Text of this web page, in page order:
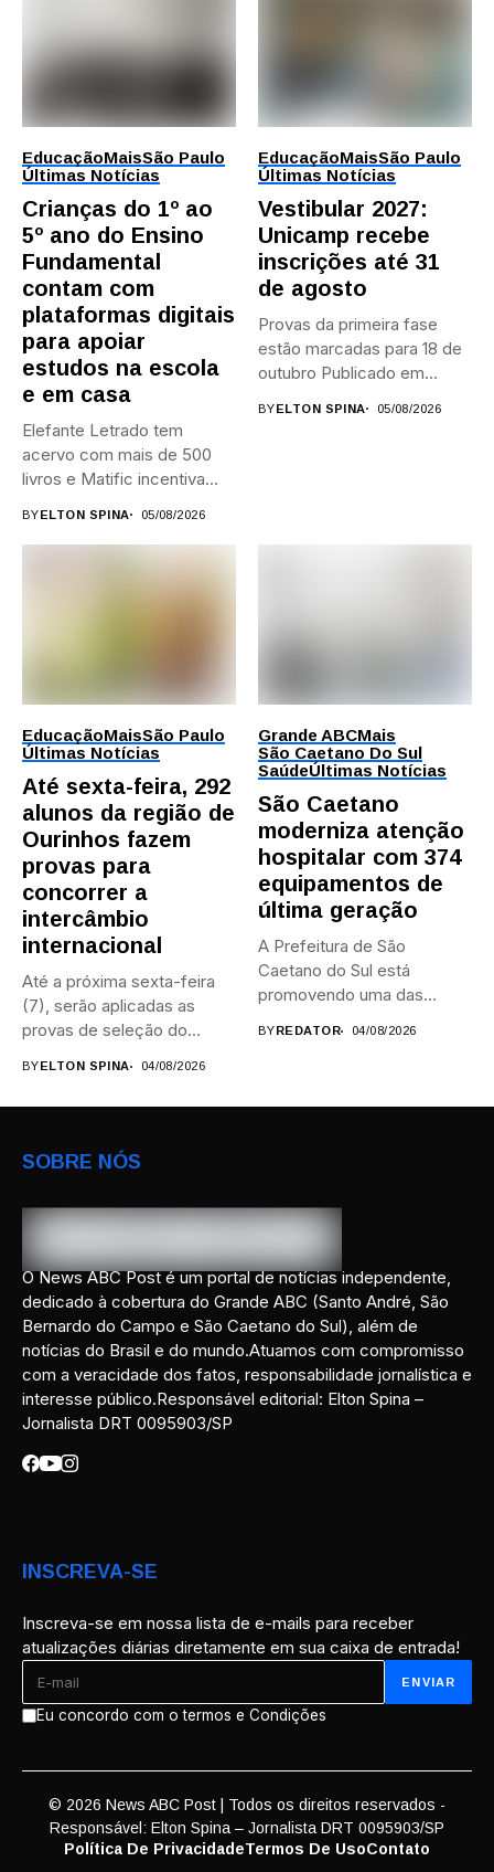
EducaçãoMaisSão Paulo
Últimas Notícias
Crianças do 1º ao
5º ano do Ensino
Fundamental
contam com
plataformas digitais
para apoiar
estudos na escola
e em casa
Elefante Letrado tem
acervo com mais de 500
livros e Matific incentiva...
BYELTON SPINA 05/08/2026
EducaçãoMaisSão Paulo
Últimas Notícias
Vestibular 2027:
Unicamp recebe
inscrições até 31
de agosto
Provas da primeira fase
estão marcadas para 18 de
outubro Publicado em...
BYELTON SPINA 05/08/2026
EducaçãoMaisSão Paulo
Últimas Notícias
Até sexta-feira, 292
alunos da região de
Ourinhos fazem
provas para
concorrer a
intercâmbio
internacional
Até a próxima sexta-feira
(7), serão aplicadas as
provas de seleção do...
BY ELTON SPINA 04/08/2026
Grande ABCMais
São Caetano Do Sul
SaúdeÚltimas Notícias
São Caetano
moderniza atenção
hospitalar com 374
equipamentos de
última geração
A Prefeitura de São
Caetano do Sul está
promovendo uma das
BY REDATOR 04/08/2026
SOBRE NÓS
O News ABC Post é um portal de notícias independente,
dedicado à cobertura do Grande ABC (Santo André, São
Bernardo do Campo e São Caetano do Sul), além de
notícias do Brasil e do mundo.Atuamos com compromisso
com a veracidade dos fatos, responsabilidade jornalística e
interesse público.Responsável editorial: Elton Spina –
Jornalista DRT 0095903/SP
INSCREVA-SE
Inscreva-se em nossa lista de e-mails para receber
atualizações diárias diretamente em sua caixa de entrada!
Eu concordo com o termos e Condições
© 2026 News ABC Post | Todos os direitos reservados -
Responsável: Elton Spina – Jornalista DRT 0095903/SP
Política De PrivacidadeTermos De UsoContato